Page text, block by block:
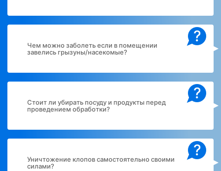
?
Чем можно заболеть если в помещении
завелись грызуны/насекомые?
?
Стоит ли убирать посуду и продукты перед
проведением обработки?
?
Уничтожение клопов самостоятельно своими
силами?